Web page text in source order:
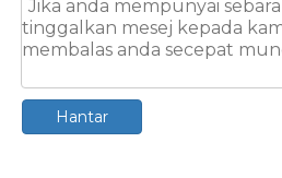
Hantar